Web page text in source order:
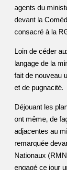
agents du
devant la
consacré à la
Loin de céder
langage de la
fait de nouveau
et de pugnacité.
Déjouant les
ont même, de
adjacentes au
remarquée
Nationaux
engagé ce jour